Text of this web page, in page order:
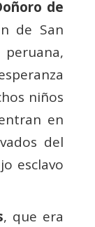
de
de San
niños
en
del
esclavo
, que era